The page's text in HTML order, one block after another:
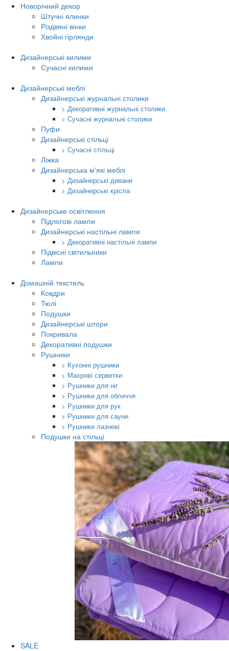
Новорічний декор
Штучні ялинки
Різдвяні вінки
Хвойні гірлянди
Дизайнерські килими
Сучасні килими
Дизайнерські меблі
Дизайнерські журнальні столики
> Декоративні журнальні столики
> Сучасні журнальні столики
Пуфи
Дизайнерські стільці
> Сучасні стільці
Ліжка
Дизайнерська м'які меблі
> Дизайнерські дивани
> Дизайнерські крісла
Дизайнерське освітлення
Підлогові лампи
Дизайнерські настільні лампи
> Декоративні настільні лампи
Підвісні світильники
Лампи
Домашній текстиль
Ковдри
Тюлі
Подушки
Дизайнерські штори
Покривала
Декоративні подушки
Рушники
> Кухонні рушники
> Махрові серветки
> Рушники для ніг
> Рушники для обличчя
> Рушники для рук
> Рушники для сауни
> Рушники лазневі
Подушки на стільці
SALE